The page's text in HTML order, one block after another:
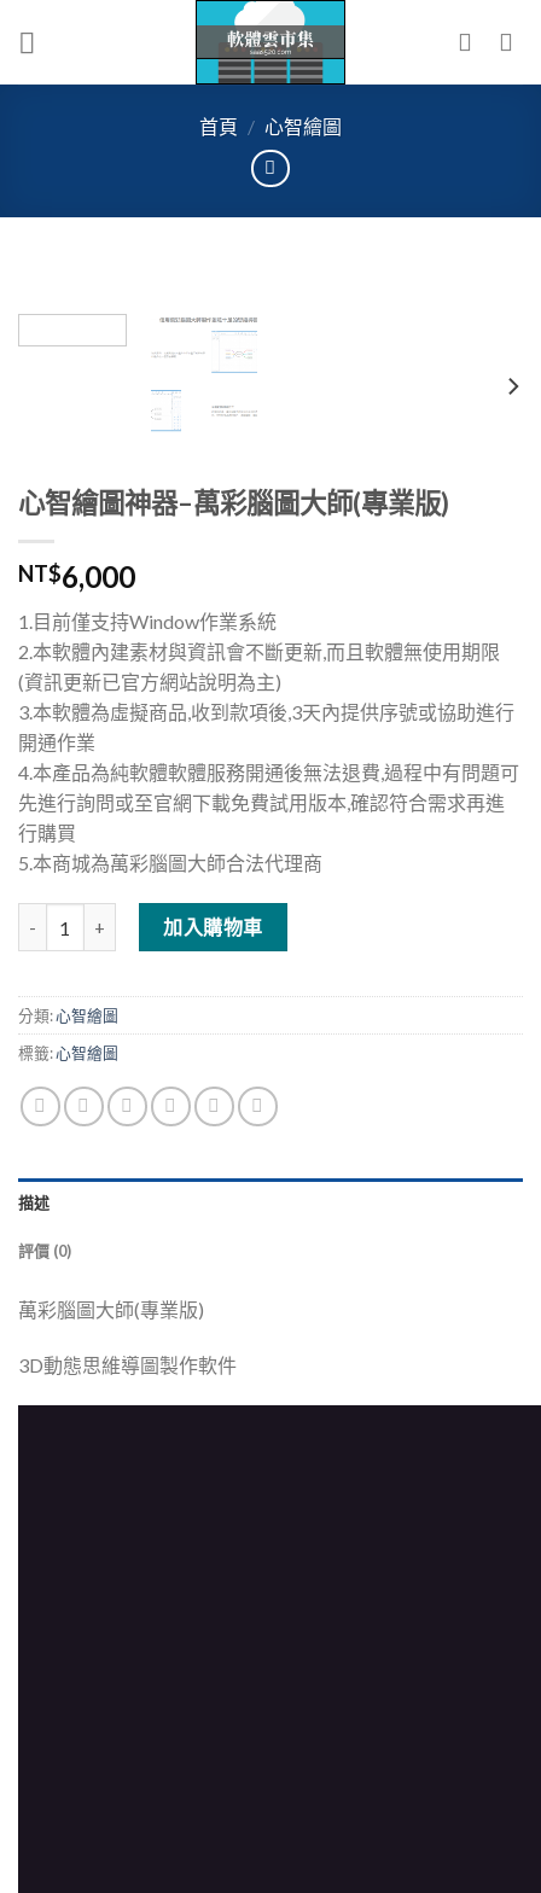
首頁 / 心智繪圖
心智繪圖神器–萬彩腦圖大師(專業版)
NT$6,000
1.目前僅支持Window作業系統
2.本軟體內建素材與資訊會不斷更新,而且軟體無使用期限
(資訊更新已官方網站說明為主)
3.本軟體為虛擬商品,收到款項後,3天內提供序號或協助進行
開通作業
4.本產品為純軟體軟體服務開通後無法退費,過程中有問題可
先進行詢問或至官網下載免費試用版本,確認符合需求再進
行購買
5.本商城為萬彩腦圖大師合法代理商
心智繪圖神器--萬彩腦圖大師(專業版) 數量
加入購物車
分類:心智繪圖
標籤:心智繪圖
描述
評價 (0)
萬彩腦圖大師(專業版)
3D動態思維導圖製作軟件